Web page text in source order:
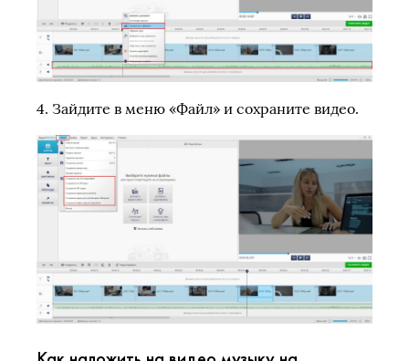
4. Зайдите в меню «Файл» и сохраните видео.